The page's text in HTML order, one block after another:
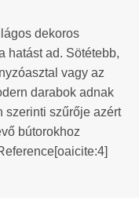
dekoros
hatást ad. Sötétebb,
vagy az
darabok adnak
szerinti szűrője azért
bútorokhoz